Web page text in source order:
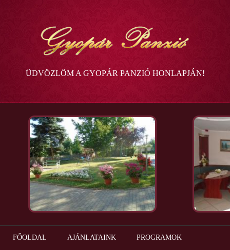
ÜDVÖZLÖM A GYOPÁR PANZIÓ HONLAPJÁN!
FŐOLDAL AJÁNLATAINK PROGRAMOK